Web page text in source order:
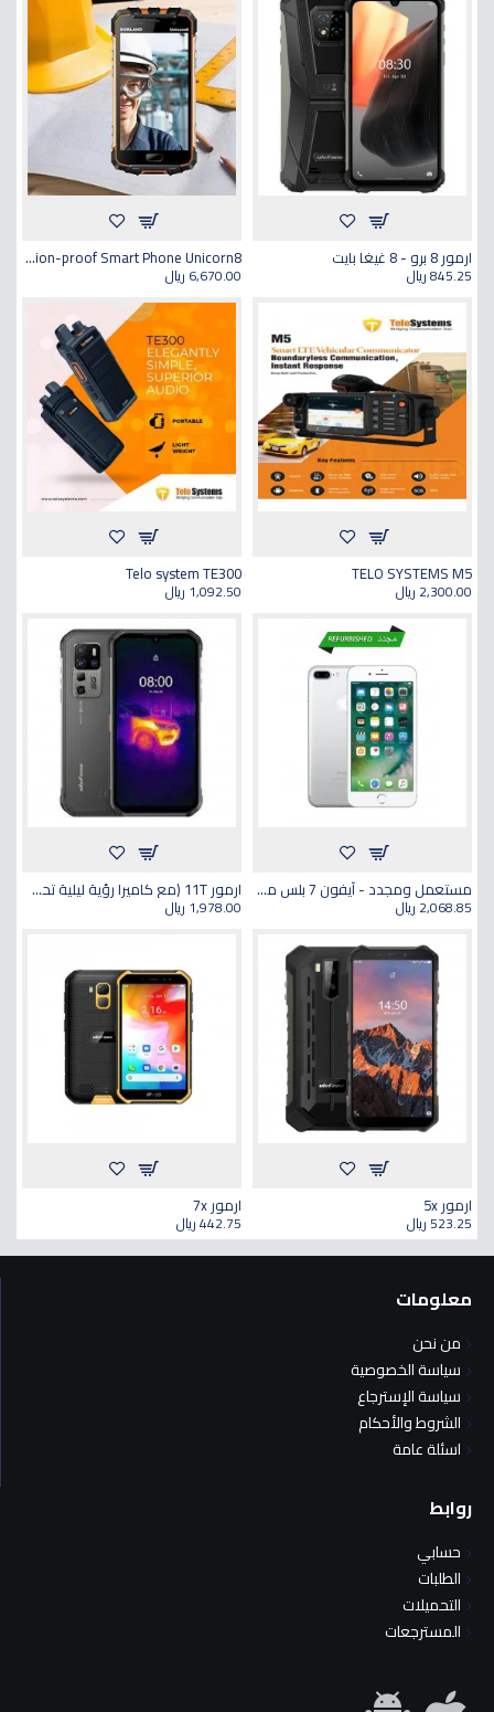
ارمور 8 برو - 8 غيغا بايت
845.25 ريال
DORLAND Intrinsically Safe Explosion-proof Smart Phone Unicorn8
6,670.00 ريال
TELO SYSTEMS M5
2,300.00 ريال
Telo system TE300
1,092.50 ريال
مستعمل ومجدد - آيفون 7 بلس مزود بتطبيق فيس تايم لون فضي سعة 32 جيجابايت يدعم خدمة 4G LTE
2,068.85 ريال
ارمور 11T (مع كاميرا رؤية ليلية تحت حمراء)
1,978.00 ريال
ارمور 5x
523.25 ريال
ارمور 7x
442.75 ريال
معلومات
من نحن
سياسة الخصوصية
سياسة الإسترجاع
الشروط والأحكام
اسئلة عامة
روابط
حسابي
الطلبات
التحميلات
المسترجعات